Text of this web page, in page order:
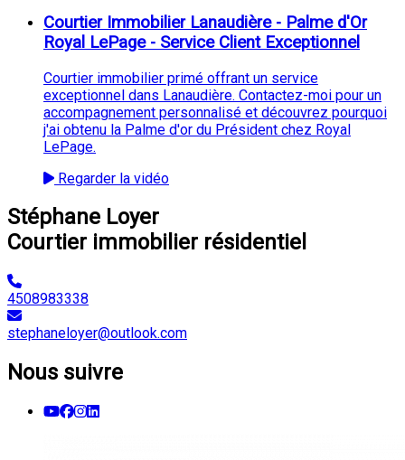
Courtier Immobilier Lanaudière - Palme d'Or
Royal LePage - Service Client Exceptionnel
Courtier immobilier primé offrant un service
exceptionnel dans Lanaudière. Contactez-moi pour un
accompagnement personnalisé et découvrez pourquoi
j'ai obtenu la Palme d'or du Président chez Royal
LePage.
Regarder la vidéo
Stéphane Loyer
Courtier immobilier résidentiel
4508983338
stephaneloyer@outlook.com
Nous suivre